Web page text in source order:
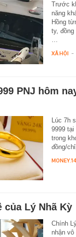
Trước
năng
Hồng
ty, đồng
…
XÃ HỘI -
PNJ hôm
Lúc 7h
9999
trong
đồng/
MONEY.14
của Lý Nhã Kỳ
Chính
nhận